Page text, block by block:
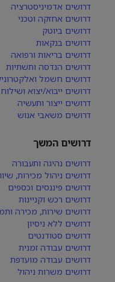
דרושים אדמיניסטרציה
דרושים אחזקה וטכני
דרושים ביוטק
דרושים בנקאות
דרושים בריאות ורפואה
דרושים הנדסה ותשתיות
דרושים חשמל
דרושים ייבוא/יצוא ושילוח
דרושים ייצור ותעשיה
דרושים משאבי אנוש
דרושים המשך
דרושים נהיגה ותעבורה
דרושים ניהול מכירות,
דרושים פיננסים וכספים
דרושים רכש וקניינות
דרושים שירות, מכירה
דרושים ללא ניסיון
דרושים סטודנטים
דרושים עבודה זמנית
דרושים עבודה מועדפת
דרושים משרות ניהול